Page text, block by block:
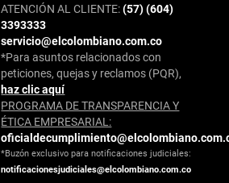
ATENCIÓN AL CLIENTE:(57) (604)
3393333
servicio@elcolombiano.com.co
*Para asuntos relacionados con
peticiones, quejas y reclamos (PQR),
haz clic aquí
PROGRAMA DE TRANSPARENCIA Y
ÉTICA EMPRESARIAL:
*Buzón exclusivo para notificaciones judiciales:
notificacionesjudiciales@elcolombiano.com.co